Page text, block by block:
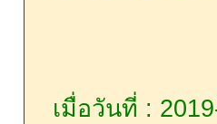
เมื่อวันที่ :